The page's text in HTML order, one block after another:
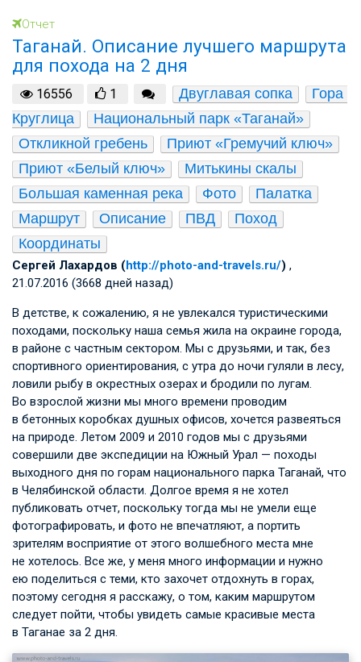
Отчет
Таганай. Описание лучшего маршрута
для похода на 2 дня
16556 1 Двуглавая сопка
Гора
Круглица
Национальный парк «Таганай»
Откликной гребень
Приют «Гремучий ключ»
Приют «Белый ключ»
Митькины скалы
Большая каменная река
Фото
Палатка
Маршрут
Описание ПВД
Поход
Координаты
Сергей Лахардов (http://photo-and-travels.ru/) ,
21.07.2016 (3668 дней назад)
В детстве, к сожалению, я не увлекался туристическими
походами, поскольку наша семья жила на окраине города,
в районе с частным сектором. Мы с друзьями, и так, без
спортивного ориентирования, с утра до ночи гуляли в лесу,
ловили рыбу в окрестных озерах и бродили по лугам.
Во взрослой жизни мы много времени проводим
в бетонных коробках душных офисов, хочется развеяться
на природе. Летом 2009 и 2010 годов мы с друзьями
совершили две экспедиции на Южный Урал — походы
выходного дня по горам национального парка Таганай, что
в Челябинской области. Долгое время я не хотел
публиковать отчет, поскольку тогда мы не умели еще
фотографировать, и фото не впечатляют, а портить
зрителям восприятие от этого волшебного места мне
не хотелось. Все же, у меня много информации и нужно
ею поделиться с теми, кто захочет отдохнуть в горах,
поэтому сегодня я расскажу, о том, каким маршрутом
следует пойти, чтобы увидеть самые красивые места
в Таганае за 2 дня.